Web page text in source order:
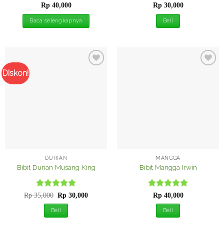
Dinilai5
dari 5
Rp40,000
Baca selengkapnya
Dinilai5
dari 5
Rp30,000
Beli
Diskon!
DURIAN
Bibit Durian Musang King
Dinilai5
dari 5
Rp35,000 Harga
aslinya
adalah:
Rp 35,000.
Rp 30,000Harga
Beli
MANGGA
Bibit Mangga Irwin
Dinilai5
dari 5
Rp40,000
Beli